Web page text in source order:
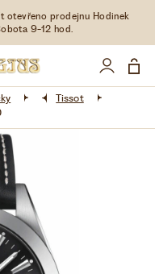
otevřeno prodejnu Hodinek
9-12 hod.
Tissot